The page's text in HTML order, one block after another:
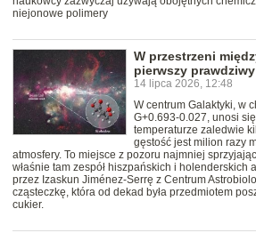
niejonowe polimery
W przestrzeni
pierwszy
14 lipca 2026, 12:48
W centrum Galaktyki, w
G+0.693-0.027, unosi
temperaturze zaledwie
gęstość jest milion razy
atmosfery. To miejsce z pozoru najmniej
właśnie tam zespół hiszpańskich i holenderskich
przez Izaskun Jiménez-Serrę z Centrum
cząsteczkę, która od dekad była przedmiotem
cukier.